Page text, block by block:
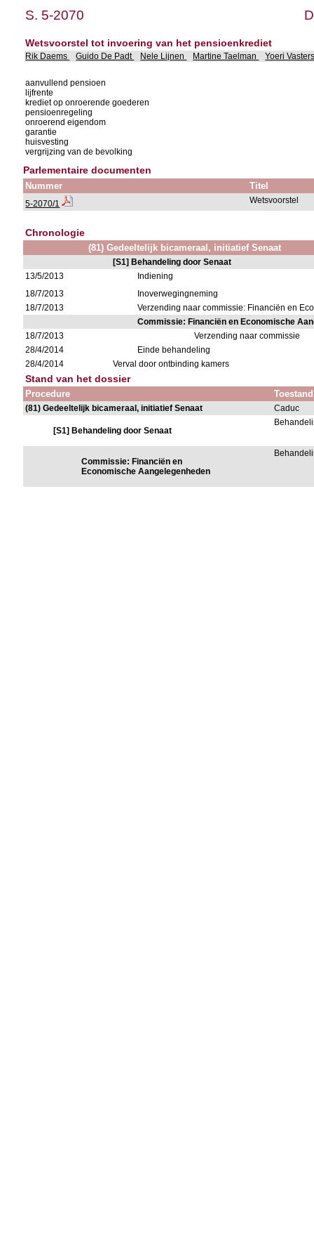
S. 5-2070
Wetsvoorstel tot invoering van het pensioenkrediet
Rik Daems Guido De Padt Nele Lijnen Martine Taelman Yoeri
aanvullend pensioen
lijfrente
krediet op onroerende goederen
pensioenregeling
onroerend eigendom
garantie
huisvesting
vergrijzing van de bevolking
Parlementaire documenten
Nummer Titel
5-2070/1 Wetsvoorstel
Chronologie
(81) Gedeeltelijk bicameraal, initiatief Senaat
[S1] Behandeling door Senaat
13/5/2013
Indiening
18/7/2013
Inoverwegingneming
18/7/2013
Verzending naar commissie: Financiën en
Commissie: Financiën en Economische
18/7/2013
Verzending naar commissie
28/4/2014
Einde behandeling
28/4/2014
Verval door ontbinding kamers
Stand van het dossier
Procedure Toestand
(81) Gedeeltelijk bicameraal, initiatief Senaat Caduc
[S1] Behandeling door Senaat
Commissie: Financiën en
Economische Aangelegenheden